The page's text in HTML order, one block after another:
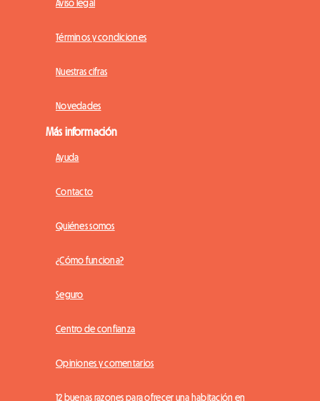
Aviso legal
Términos y condiciones
Nuestras cifras
Novedades
Más información
Ayuda
Contacto
Quiénes somos
¿Cómo funciona?
Seguro
Centro de confianza
Opiniones y comentarios
12 buenas razones para ofrecer una habitación en